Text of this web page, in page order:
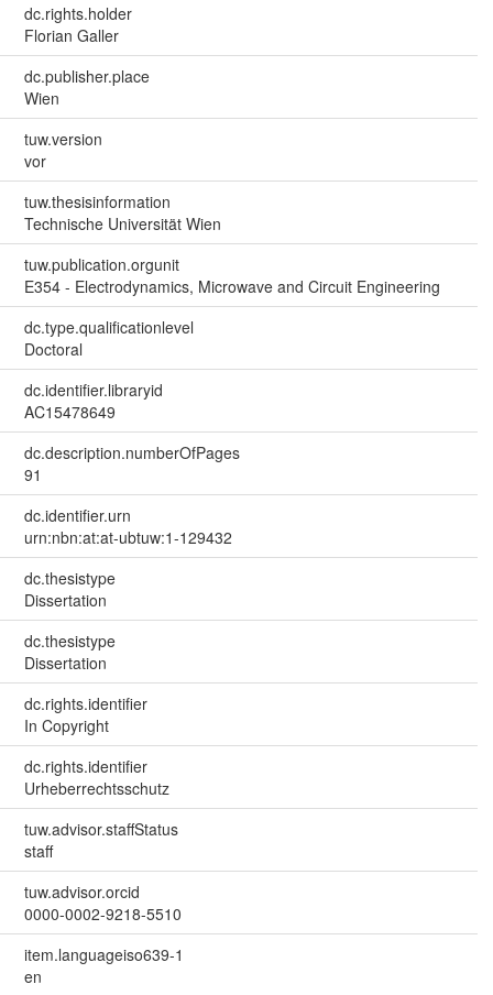
dc.rights.holder
Florian Galler
dc.publisher.place
Wien
tuw.version
vor
tuw.thesisinformation
Technische Universität Wien
tuw.publication.orgunit
E354 - Electrodynamics, Microwave and Circuit Engineering
dc.type.qualificationlevel
Doctoral
dc.identifier.libraryid
AC15478649
dc.description.numberOfPages
91
dc.identifier.urn
urn:nbn:at:at-ubtuw:1-129432
dc.thesistype
Dissertation
dc.thesistype
Dissertation
dc.rights.identifier
In Copyright
dc.rights.identifier
Urheberrechtsschutz
tuw.advisor.staffStatus
staff
tuw.advisor.orcid
0000-0002-9218-5510
item.languageiso639-1
en